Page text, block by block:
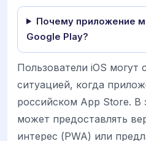
Почему приложение
Google Play?
Пользователи iOS могут
ситуацией, когда
российском App Store. В
может предоставлять
интерес (PWA) или